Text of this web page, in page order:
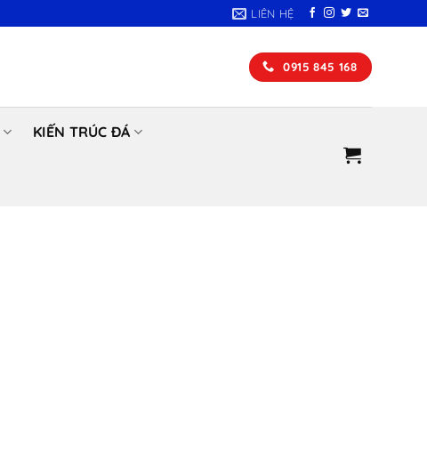
LIÊN HỆ
0915 845 168
KIẾN TRÚC ĐÁ